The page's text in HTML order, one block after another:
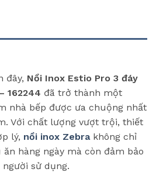
đây, Nồi Inox Estio Pro 3 đáy
162244 đã trở thành một
nhà bếp được ưa chuộng nhất
Với chất lượng vượt trội, thiết
lý, nồi inox Zebrakhông chỉ
hàng ngày mà còn đảm bảo
sử dụng.